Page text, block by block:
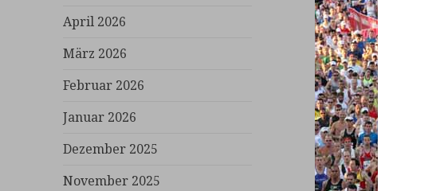
April 2026
März 2026
Februar 2026
Januar 2026
Dezember 2025
November 2025